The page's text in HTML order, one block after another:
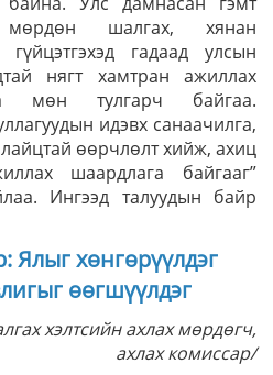
мөрдөн шалгах, хянан
гадаад улсын
нягт хамтран ажиллах
мөн тулгарч байгаа.
идэвх санаачилга,
өөрчлөлт хийж, ахиц
шаардлага байгааг”
Ингээд талуудын байр
Ялыг хөнгөрүүлдэг
өөгшүүлдэг
хэлтсийн ахлах мөрдөгч,
ахлах комиссар/